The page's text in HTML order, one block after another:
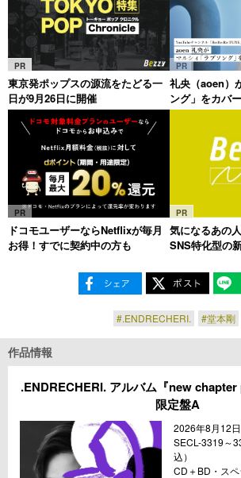
PR
東京発ポップスの源流をたどる一
日が9月26日に開催
PR
礼央（aoen）
ング」をカバー
PR
ドコモユーザーならNetflixが毎月
お得！すでに契約中の方も
PR
気になるあの
SNS特化型の
#.ENDRECHERI. #堂本剛
作品情報
.ENDRECHERI. アルバム『new
限定盤A
2026年8月12
SECL-3319～
込）
CD＋BD・ス